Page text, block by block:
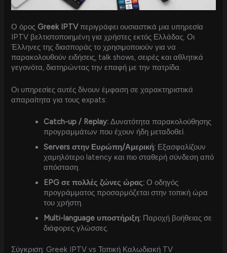
Ο όρος Greek IPTVπεριγράφει ουσιαστικά μια υπηρεσία
IPTV βελτιστοποιημένη για χρήστες εκτός Ελλάδας. Οι
Έλληνες της διασποράς το χρησιμοποιούν για να
παρακολουθούν ειδήσεις, talk shows, σειρές και αθλητικά
γεγονότα, διατηρώντας την επαφή με την πατρίδα.
Οι υπηρεσίες αυτές δίνουν έμφαση σε χαρακτηριστικά
απαραίτητα για τους expats:
Catch-up / Replay: Δυνατότητα παρακολούθησης
προγραμμάτων που έχουν ήδη μεταδοθεί.
Servers στην Ευρώπη/Αμερική: Εξασφαλίζουν
χαμηλότερο latency και πιο σταθερή σύνδεση από
απόσταση.
EPG σε πολλές ζώνες ώρας: Ο οδηγός
προγράμματος προσαρμόζεται στην τοπική ώρα
του χρήστη.
Multi-language υποστήριξη: Παροχή βοήθειας σε
διάφορες γλώσσες.
Σύγκριση: Greek IPTV vs Τοπική Καλωδιακή TV